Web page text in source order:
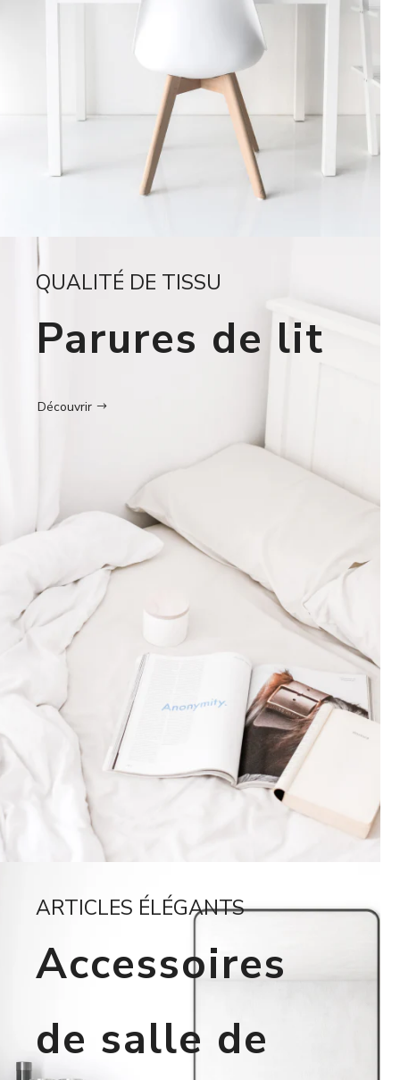
QUALITÉ DE TISSU
Parures de lit
Découvrir
ARTICLES ÉLÉGANTS
Accessoires
de salle de